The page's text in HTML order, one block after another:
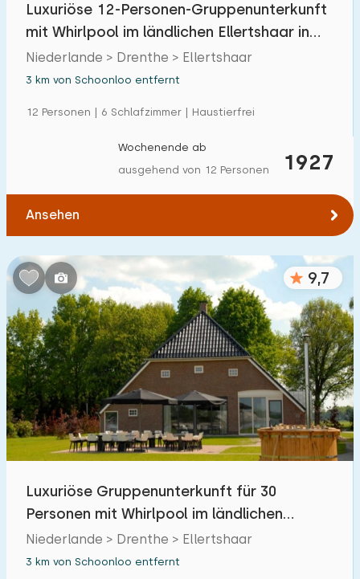
Luxuriöse 12-Personen-Gruppenunterkunft
mit Whirlpool im ländlichen Ellertshaar in
Drenthe
Niederlande > Drenthe > Ellertshaar
3 km von Schoonloo entfernt
12 Personen | 6 Schlafzimmer | Haustierfrei
1927
Wochenende ab
ausgehend von 12 Personen
Ansehen
9,7
Luxuriöse Gruppenunterkunft für 30
Personen mit Whirlpool im ländlichen
Ellertshaar
Niederlande > Drenthe > Ellertshaar
3 km von Schoonloo entfernt